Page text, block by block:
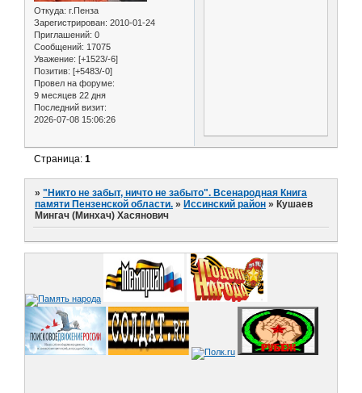
Откуда: г.Пенза
Зарегистрирован: 2010-01-24
Приглашений: 0
Сообщений: 17075
Уважение: [+1523/-6]
Позитив: [+5483/-0]
Провел на форуме:
9 месяцев 22 дня
Последний визит:
2026-07-08 15:06:26
Страница:1
»"Никто не забыт, ничто не забыто". Всенародная Книга
памяти Пензенской области. »Иссинский район »Кушаев
Мингач (Минхач) Хасянович